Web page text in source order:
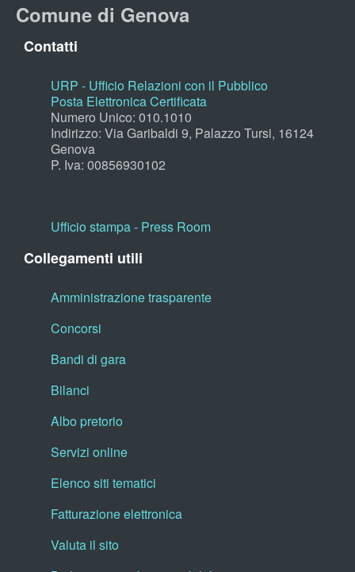
Comune di Genova
Contatti
URP - Ufficio Relazioni con il Pubblico
Posta Elettronica Certificata
Numero Unico: 010.1010
Indirizzo: Via Garibaldi 9, Palazzo Tursi, 16124
Genova
P. Iva: 00856930102
Ufficio stampa - Press Room
Collegamenti utili
Amministrazione trasparente
Concorsi
Bandi di gara
Bilanci
Albo pretorio
Servizi online
Elenco siti tematici
Fatturazione elettronica
Valuta il sito